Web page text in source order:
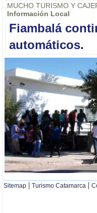
MUCHO TURISMO Y
Información Local
Fiambalá
automáticos.
Sitemap | Turismo Catamarca |